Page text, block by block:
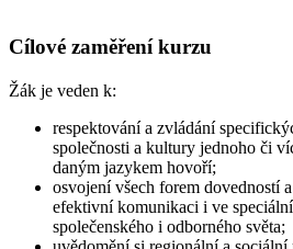
Cílové zaměření kurzu
Žák je veden k:
respektování a zvládání
společnosti a kultury jednoho či
daným jazykem hovoří;
osvojení všech forem dovedností
efektivní komunikaci i ve
společenského i odborného světa;